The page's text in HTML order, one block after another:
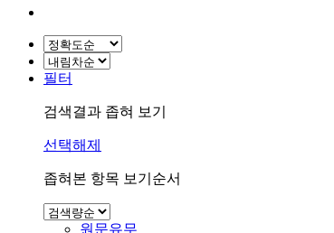
필터
검색결과 좁혀 보기
선택해제
좁혀본 항목 보기순서
원문유무